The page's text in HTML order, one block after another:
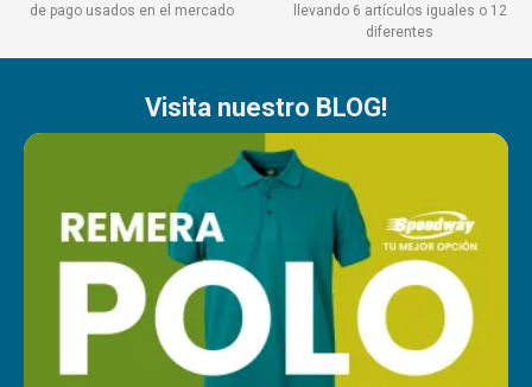
de pago usados en el mercado
llevando 6 artículos iguales o 12
diferentes
Visita nuestro BLOG!